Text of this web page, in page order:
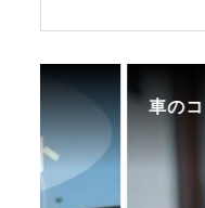
車の